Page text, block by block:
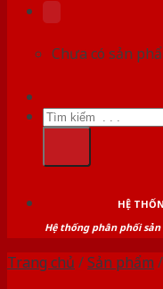
Chưa có sản
Tìm
kiếm:
HỆ
Hệ thống phân phối
Trang chủ /Sản phẩm /